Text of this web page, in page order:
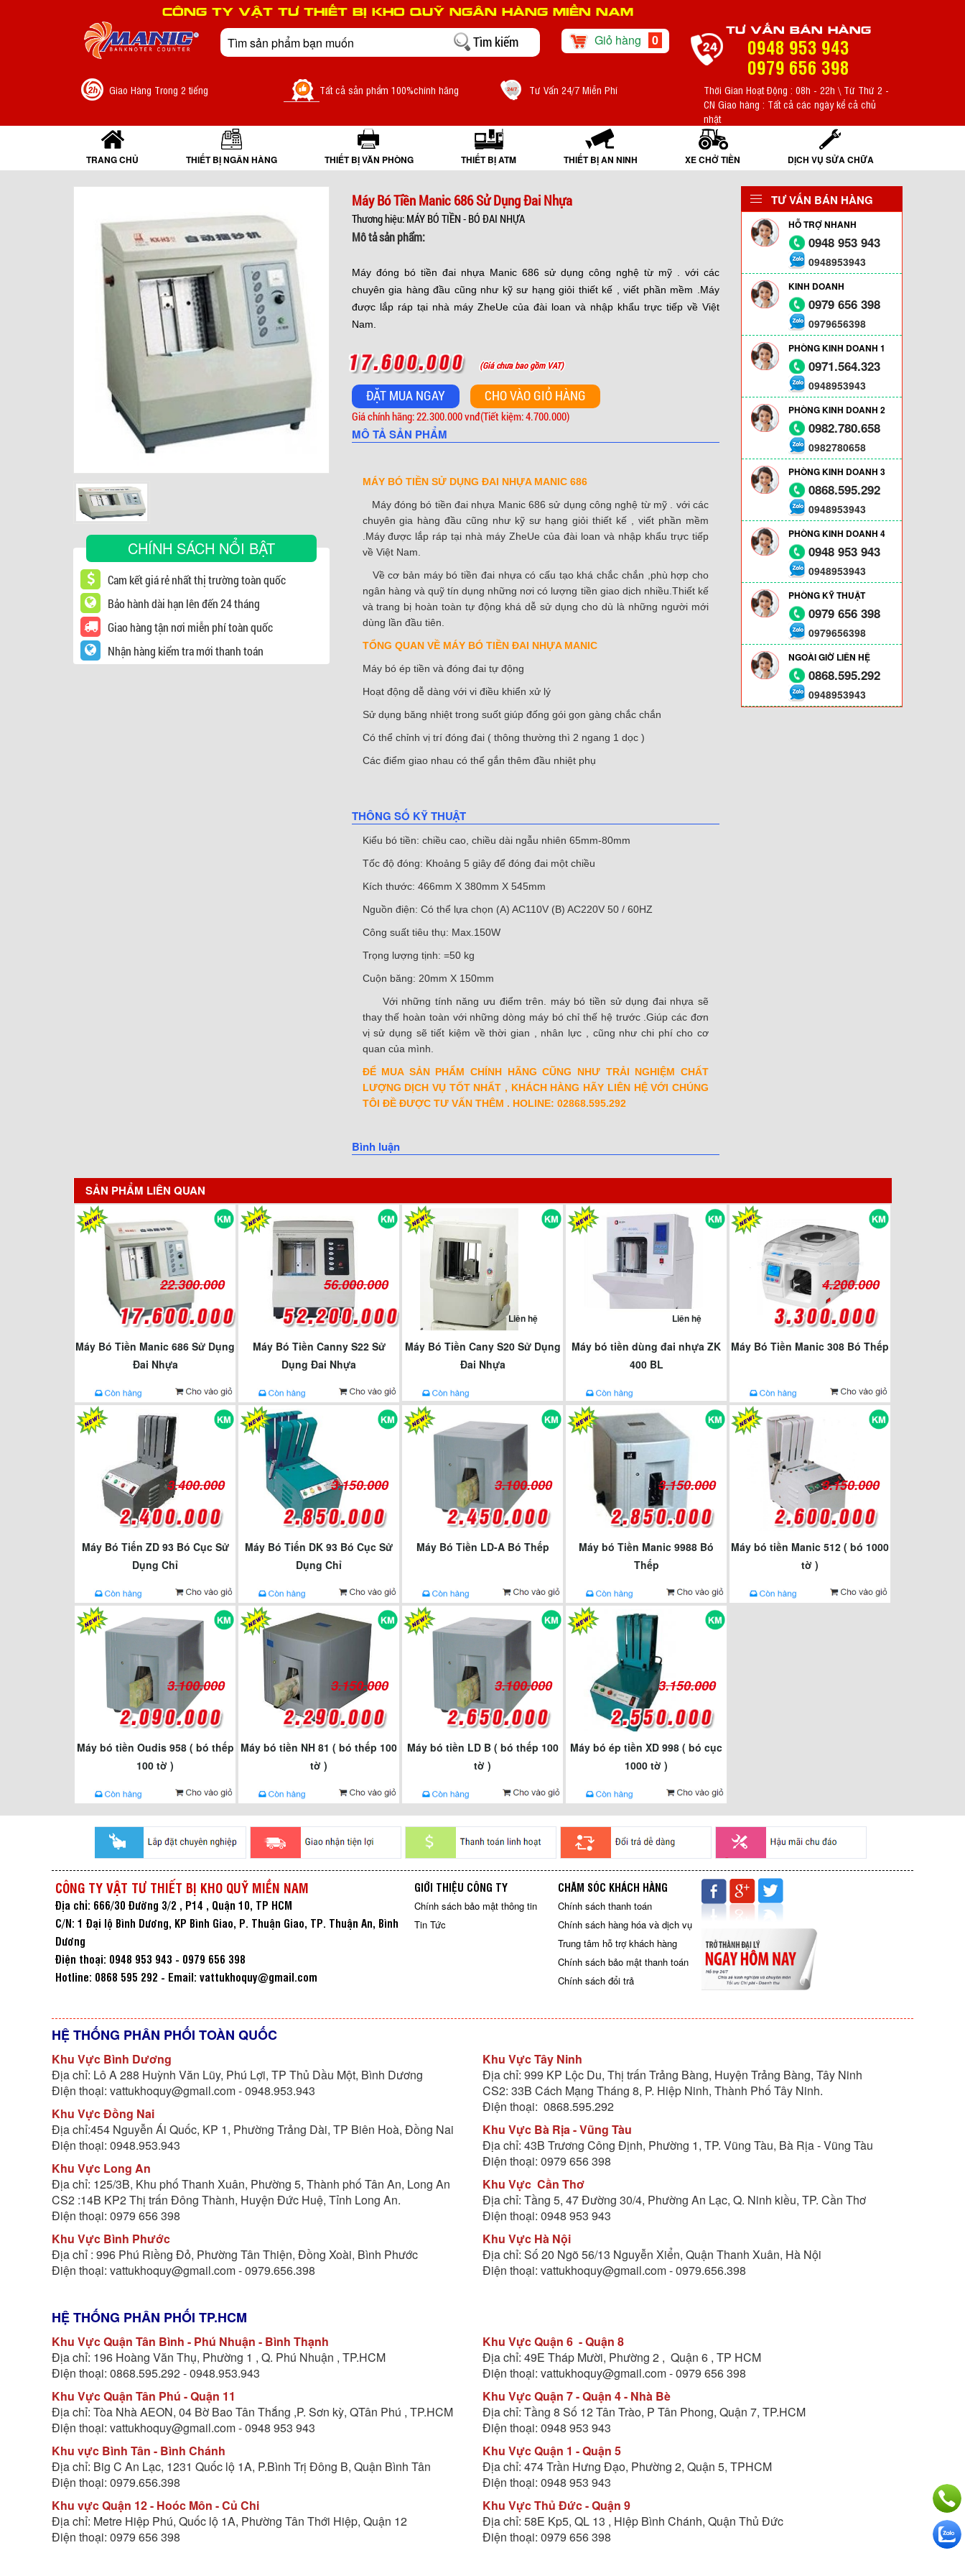
CÔNG TY VẬT TƯ THIẾT BỊ KHO QUỸ NGÂN HÀNG MIỀN NAM
Giỏ hàng 0
TƯ VẤN BÁN HÀNG
0948 953 943
0979 656 398
Giao Hàng Trong 2 tiếng Tất cả sản phẩm 100%chính hãng Tư Vấn 24/7 Miễn Phí
Thời Gian Hoạt Động : 08h - 22h \ Từ Thứ 2 -
CN Giao hàng : Tất cả các ngày kể cả chủ
nhật
TRANG CHỦ THIẾT BỊ NGÂN HÀNG THIẾT BỊ VĂN PHÒNG THIẾT BỊ ATM THIẾT BỊ AN NINH XE CHỞ TIỀN DỊCH VỤ SỬA CHỮA
CHÍNH SÁCH NỔI BẬT
Cam kết giá rẻ nhất thị trường toàn quốc
Bảo hành dài hạn lên đến 24 tháng
Giao hàng tận nơi miễn phí toàn quốc
Nhận hàng kiểm tra mới thanh toán
Máy Bó Tiền Manic 686 Sử Dụng Đai Nhựa
Thương hiệu: MÁY BÓ TIỀN - BÓ ĐAI NHỰA
Mô tả sản phẩm:
Máy đóng bó tiền đai nhựa Manic 686 sử dụng công nghệ từ mỹ . với các
chuyên gia hàng đầu cũng như kỹ sư hạng giỏi thiết kế , viết phần mềm .Máy
được lắp ráp tại nhà máy ZheUe của đài loan và nhập khẩu trực tiếp về Việt
Nam.
(Giá chưa bao gồm VAT)
Giá chính hãng: 22.300.000 vnđ(Tiết kiệm: 4.700.000)
MÔ TẢ SẢN PHẨM
MÁY BÓ TIỀN SỬ DỤNG ĐAI NHỰA MANIC 686
Máy đóng bó tiền đai nhựa Manic 686 sử dụng công nghệ từ mỹ . với các
chuyên gia hàng đầu cũng như kỹ sư hạng giỏi thiết kế , viết phần mềm
.Máy được lắp ráp tại nhà máy ZheUe của đài loan và nhập khẩu trực tiếp
về Việt Nam.
Về cơ bản máy bó tiền đai nhựa có cấu tạo khá chắc chắn ,phù hợp cho
ngân hàng và quỹ tín dụng những nơi có lượng tiền giao dịch nhiều.Thiết kế
và trang bị hoàn toàn tự động khá dễ sử dụng cho dù là những người mới
dùng lần đầu tiên.
TỔNG QUAN VỀ MÁY BÓ TIỀN ĐAI NHỰA MANIC
Máy bó ép tiền và đóng đai tự động
Hoạt động dễ dàng với vi điều khiển xử lý
Sử dụng băng nhiệt trong suốt giúp đống gói gọn gàng chắc chắn
Có thể chỉnh vị trí đóng đai ( thông thường thì 2 ngang 1 dọc )
Các điểm giao nhau có thể gắn thêm đầu nhiệt phụ
THÔNG SỐ KỸ THUẬT
Kiểu bó tiền: chiều cao, chiều dài ngẫu nhiên 65mm-80mm
Tốc độ đóng: Khoảng 5 giây để đóng đai một chiều
Kích thước: 466mm X 380mm X 545mm
Nguồn điện: Có thể lựa chọn (A) AC110V (B) AC220V 50 / 60HZ
Công suất tiêu thụ: Max.150W
Trọng lượng tịnh: =50 kg
Cuộn băng: 20mm X 150mm
Với những tính năng ưu điểm trên. máy bó tiền sử dụng đai nhựa sẽ
thay thế hoàn toàn với những dòng máy bó chỉ thế hệ trước .Giúp các đơn
vị sử dụng sẽ tiết kiệm về thời gian , nhân lực , cũng như chi phí cho cơ
quan của mình.
ĐỂ MUA SẢN PHẨM CHÍNH HÃNG CŨNG NHƯ TRẢI NGHIỆM CHẤT
LƯỢNG DỊCH VỤ TỐT NHẤT , KHÁCH HÀNG HÃY LIÊN HỆ VỚI CHÚNG
TÔI ĐỀ ĐƯỢC TƯ VẤN THÊM . HOLINE: 02868.595.292
Bình luận
TƯ VẤN BÁN HÀNG
HỖ TRỢ NHANH
0948 953 943
0948953943
KINH DOANH
0979 656 398
0979656398
PHÒNG KINH DOANH 1
0971.564.323
0948953943
PHÒNG KINH DOANH 2
0982.780.658
0982780658
PHÒNG KINH DOANH 3
0868.595.292
0948953943
PHÒNG KINH DOANH 4
0948 953 943
0948953943
PHÒNG KỸ THUẬT
0979 656 398
0979656398
NGOÀI GIỜ LIÊN HỆ
0868.595.292
0948953943
SẢN PHẨM LIÊN QUAN
22.300.000
Máy Bó Tiền Manic 686 Sử Dụng
Đai Nhựa
56.000.000
Máy Bó Tiền Canny S22 Sử
Dụng Đai Nhựa
Liên hệ
Máy Bó Tiền Cany S20 Sử Dụng
Đai Nhựa
Liên hệ
Máy bó tiền dùng đai nhựa ZK
400 BL
4.200.000
Máy Bó Tiền Manic 308 Bó Thếp
3.400.000
Máy Bó Tiến ZD 93 Bó Cục Sử
Dụng Chỉ
3.150.000
Máy Bó Tiến DK 93 Bó Cục Sử
Dụng Chỉ
3.100.000
Máy Bó Tiền LD-A Bó Thếp
3.150.000
Máy bó Tiền Manic 9988 Bó
Thếp
3.150.000
Máy bó tiền Manic 512 ( bó 1000
tờ )
3.100.000
Máy bó tiền Oudis 958 ( bó thếp
100 tờ )
3.150.000
Máy bó tiền NH 81 ( bó thếp 100
tờ )
3.100.000
Máy bó tiền LD B ( bó thếp 100
tờ )
3.150.000
Máy bó ép tiền XD 998 ( bó cục
1000 tờ )
CÔNG TY VẬT TƯ THIẾT BỊ KHO QUỸ MIỀN NAM
Địa chỉ: 666/30 Đường 3/2 , P14 , Quận 10, TP HCM
C/N: 1 Đại lộ Bình Dương, KP Bình Giao, P. Thuận Giao, TP. Thuận An, Bình
Dương
Điện thoại: 0948 953 943 - 0979 656 398
Hotline: 0868 595 292 - Email: vattukhoquy@gmail.com
GIỚI THIỆU CÔNG TY
Chính sách bảo mật thông tin
Tin Tức
CHĂM SÓC KHÁCH HÀNG
Chính sách thanh toán
Chính sách hàng hóa và dịch vụ
Trung tâm hỗ trợ khách hàng
Chính sách bảo mật thanh toán
Chính sách đổi trả
HỆ THỐNG PHÂN PHỐI TOÀN QUỐC
Khu Vực Bình Dương
Địa chỉ: Lô A 288 Huỳnh Văn Lũy, Phú Lợi, TP Thủ Dầu Một, Bình Dương
Điện thoại: vattukhoquy@gmail.com - 0948.953.943
Khu Vực Đồng Nai
Địa chỉ:454 Nguyễn Ái Quốc, KP 1, Phường Trảng Dài, TP Biên Hoà, Đồng Nai
Điện thoại: 0948.953.943
Khu Vực Long An
Địa chỉ: 125/3B, Khu phố Thanh Xuân, Phường 5, Thành phố Tân An, Long An
CS2 :14B KP2 Thị trấn Đông Thành, Huyện Đức Huệ, Tỉnh Long An.
Điện thoại: 0979 656 398
Khu Vực Bình Phước
Địa chỉ : 996 Phú Riềng Đỏ, Phường Tân Thiện, Đồng Xoài, Bình Phước
Điện thoại: vattukhoquy@gmail.com - 0979.656.398
Khu Vực Tây Ninh
Địa chỉ: 999 KP Lộc Du, Thị trấn Trảng Bàng, Huyện Trảng Bàng, Tây Ninh
CS2: 33B Cách Mạng Tháng 8, P. Hiệp Ninh, Thành Phố Tây Ninh.
Điện thoại: 0868.595.292
Khu Vực Bà Rịa - Vũng Tàu
Địa chỉ: 43B Trương Công Định, Phường 1, TP. Vũng Tàu, Bà Rịa - Vũng Tàu
Điện thoại: 0979 656 398
Khu Vực Cần Thơ
Địa chỉ: Tầng 5, 47 Đường 30/4, Phường An Lạc, Q. Ninh kiều, TP. Cần Thơ
Điện thoại: 0948 953 943
Khu Vực Hà Nội
Địa chỉ: Số 20 Ngõ 56/13 Nguyễn Xiển, Quận Thanh Xuân, Hà Nội
Điện thoại: vattukhoquy@gmail.com - 0979.656.398
HỆ THỐNG PHÂN PHỐI TP.HCM
Khu Vực Quận Tân Bình - Phú Nhuận - Bình Thạnh
Địa chỉ: 196 Hoàng Văn Thụ, Phường 1 , Q. Phú Nhuận , TP.HCM
Điện thoại: 0868.595.292 - 0948.953.943
Khu Vực Quận Tân Phú - Quận 11
Địa chỉ: Tòa Nhà AEON, 04 Bờ Bao Tân Thắng ,P. Sơn kỳ, QTân Phú , TP.HCM
Điện thoại: vattukhoquy@gmail.com - 0948 953 943
Khu vực Bình Tân - Bình Chánh
Địa chỉ: Big C An Lạc, 1231 Quốc lộ 1A, P.Bình Trị Đông B, Quận Bình Tân
Điện thoại: 0979.656.398
Khu vực Quận 12 - Hoóc Môn - Củ Chi
Địa chỉ: Metre Hiệp Phú, Quốc lộ 1A, Phường Tân Thới Hiệp, Quận 12
Điện thoại: 0979 656 398
Khu Vực Quận 6 - Quận 8
Địa chỉ: 49E Tháp Mười, Phường 2 , Quận 6 , TP HCM
Điện thoại: vattukhoquy@gmail.com - 0979 656 398
Khu Vực Quận 7 - Quận 4 - Nhà Bè
Địa chỉ: Tầng 8 Số 12 Tân Trào, P Tân Phong, Quận 7, TP.HCM
Điện thoại: 0948 953 943
Khu Vực Quận 1 - Quận 5
Địa chỉ: 474 Trần Hưng Đạo, Phường 2, Quận 5, TPHCM
Điện thoại: 0948 953 943
Khu Vực Thủ Đức - Quận 9
Địa chỉ: 58E Kp5, QL 13 , Hiệp Bình Chánh, Quận Thủ Đức
Điện thoại: 0979 656 398